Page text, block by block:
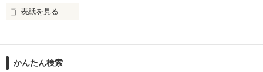
2026.6.5～2026.7.25
表紙を見る
ションの企画戦略室で働いている。
めた、同期で恋人の石垣守（26）がいるのだが、後輩の姫原由
かんたん検索